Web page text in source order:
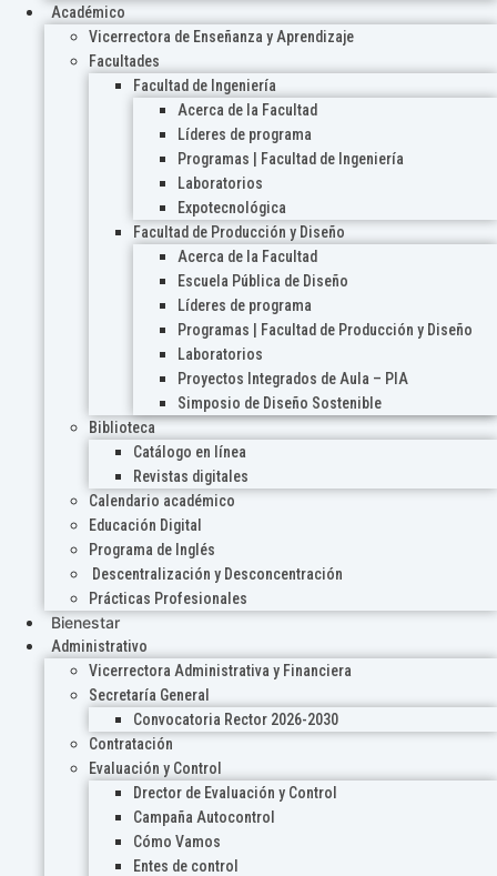
Académico
Vicerrectora de Enseñanza y Aprendizaje
Facultades
Facultad de Ingeniería
Acerca de la Facultad
Líderes de programa
Programas | Facultad de Ingeniería
Laboratorios
Expotecnológica
Facultad de Producción y Diseño
Acerca de la Facultad
Escuela Pública de Diseño
Líderes de programa
Programas | Facultad de Producción y Diseño
Laboratorios
Proyectos Integrados de Aula – PIA
Simposio de Diseño Sostenible
Biblioteca
Catálogo en línea
Revistas digitales
Calendario académico
Educación Digital
Programa de Inglés
Descentralización y Desconcentración
Prácticas Profesionales
Bienestar
Administrativo
Vicerrectora Administrativa y Financiera
Secretaría General
Convocatoria Rector 2026-2030
Contratación
Evaluación y Control
Drector de Evaluación y Control
Campaña Autocontrol
Cómo Vamos
Entes de control